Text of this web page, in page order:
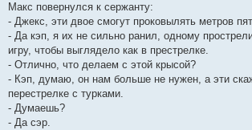
Макс повернулся к сержанту:
- Джекс, эти двое смогут проковылять метров
- Да кэп, я их не сильно ранил, одному
игру, чтобы выглядело как в престрелке.
- Отлично, что делаем с этой крысой?
- Кэп, думаю, он нам больше не нужен, а эти
перестрелке с турками.
- Думаешь?
- Да сэр.